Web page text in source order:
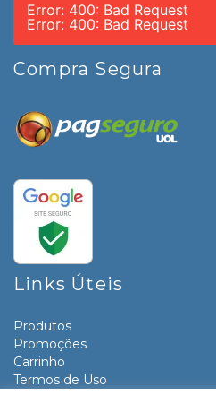
Error: 400: Bad Request
Error: 400: Bad Request
Compra Segura
Links Úteis
Produtos
Promoções
Carrinho
Termos de Uso